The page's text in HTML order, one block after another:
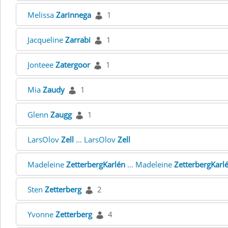
Melissa Zarinnega 1
Jacqueline Zarrabi 1
Jonteee Zatergoor 1
Mia Zaudy 1
Glenn Zaugg 1
LarsOlov Zell ... LarsOlov Zell
Madeleine ZetterbergKarlén ... Madeleine
Sten Zetterberg 2
Yvonne Zetterberg 4